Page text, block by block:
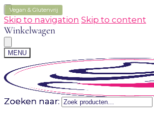
Skip to navigation Skip to content
Winkelwagen
MENU
Zoeken naar:
Zoeken naar:
Vegan & Glutenvrij